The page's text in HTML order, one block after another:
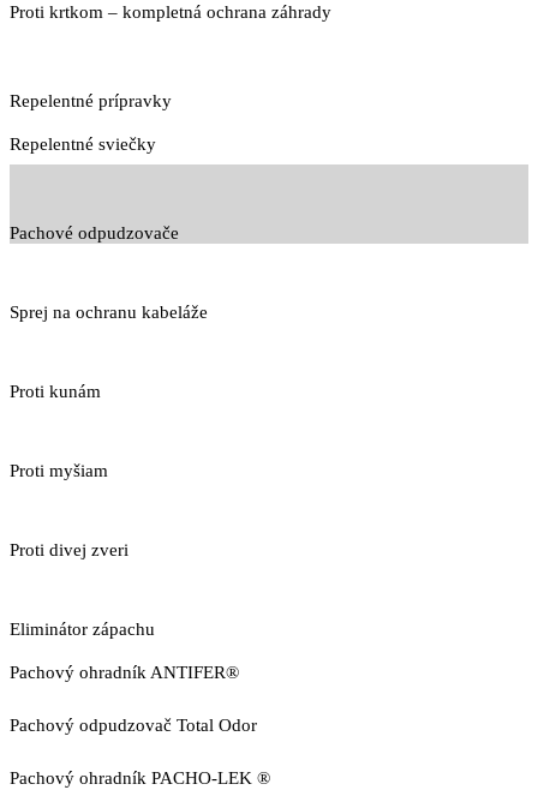
Proti krtkom – kompletná ochrana záhrady
Repelentné prípravky
Repelentné sviečky
Pachové odpudzovače
Sprej na ochranu kabeláže
Proti kunám
Proti myšiam
Proti divej zveri
Eliminátor zápachu
Pachový ohradník ANTIFER®
Pachový odpudzovač Total Odor
Pachový ohradník PACHO-LEK ®